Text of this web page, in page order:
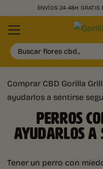
ENVÍOS 24-48H
Buscar flores cbd...
Comprar CBD Gorilla
ayudarlos a sentirse
PERROS
AYUDARLOS A
Tener un perro con